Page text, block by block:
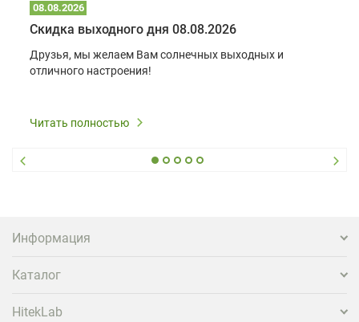
08.08.2026
Скидка выходного дня 08.08.2026
Друзья, мы желаем Вам солнечных выходных и
отличного настроения!
Читать полностью
Информация
Каталог
HitekLab